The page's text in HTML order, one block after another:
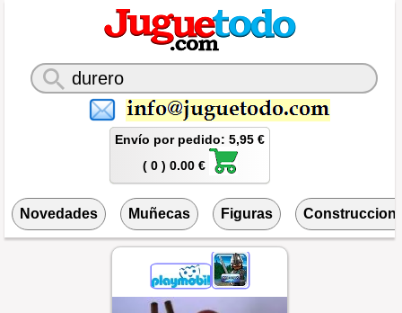
Envío por pedido: 5,95 €
( 0 ) 0.00 €
Novedades Muñecas Figuras